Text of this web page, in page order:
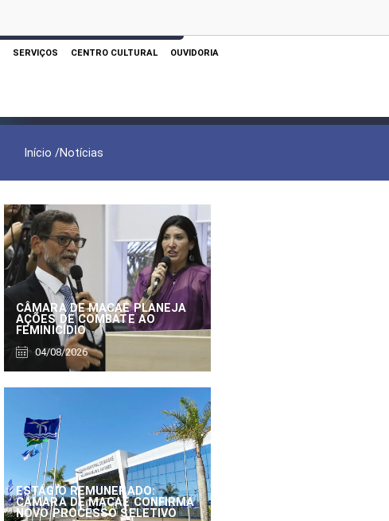
SERVIÇOS CENTRO CULTURAL OUVIDORIA
Início /Notícias
CÂMARA DE MACAÉ PLANEJA
AÇÕES DE COMBATE AO
FEMINICÍDIO
04/08/2026
ESTÁGIO REMUNERADO:
CÂMARA DE MACAÉ CONFIRMA
NOVO PROCESSO SELETIVO